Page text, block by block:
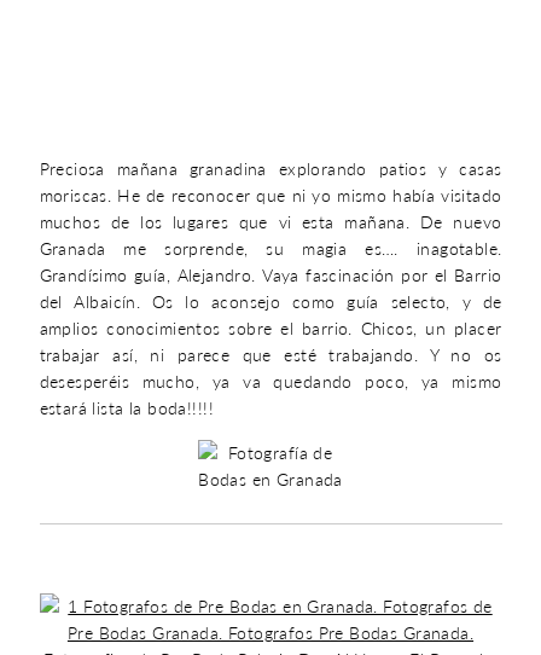
Preciosa mañana granadina explorando patios y casas
moriscas. He de reconocer que ni yo mismo había visitado
muchos de los lugares que vi esta mañana. De nuevo
Granada me sorprende, su magia es…. inagotable.
Grandísimo guía, Alejandro. Vaya fascinación por el Barrio
del Albaicín. Os lo aconsejo como guía selecto, y de
amplios conocimientos sobre el barrio. Chicos, un placer
trabajar así, ni parece que esté trabajando. Y no os
desesperéis mucho, ya va quedando poco, ya mismo
estará lista la boda!!!!!